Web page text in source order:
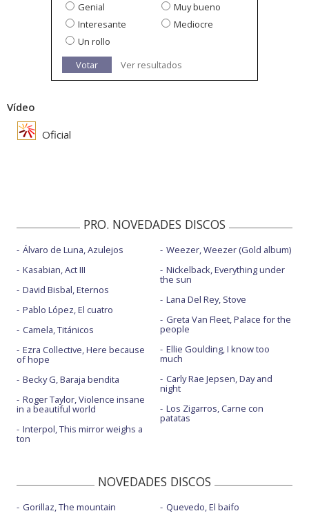
Genial
Muy bueno
Interesante
Mediocre
Un rollo
Votar
Ver resultados
Vídeo
Oficial
PRO. NOVEDADES DISCOS
Álvaro de Luna, Azulejos
Kasabian, Act III
David Bisbal, Eternos
Pablo López, El cuatro
Camela, Titánicos
Ezra Collective, Here because
of hope
Becky G, Baraja bendita
Roger Taylor, Violence insane
in a beautiful world
Interpol, This mirror weighs a
ton
Weezer, Weezer (Gold album)
Nickelback, Everything under
the sun
Lana Del Rey, Stove
Greta Van Fleet, Palace for the
people
Ellie Goulding, I know too
much
Carly Rae Jepsen, Day and
night
Los Zigarros, Carne con
patatas
NOVEDADES DISCOS
Gorillaz, The mountain
Quevedo, El baifo